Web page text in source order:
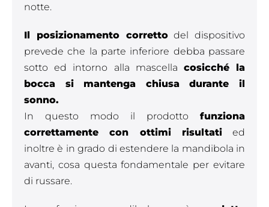
notte.
Il posizionamento correttodel dispositivo
prevede che la parte inferiore debba passare
sotto ed intorno alla mascella cosicché la
bocca si mantenga chiusa durante il
sonno.
In questo modo il prodotto funziona
correttamente con ottimi risultatied
inoltre è in grado di estendere la mandibola in
avanti, cosa questa fondamentale per evitare
di russare.